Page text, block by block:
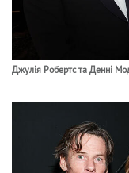
Джулія Робертс та Денні